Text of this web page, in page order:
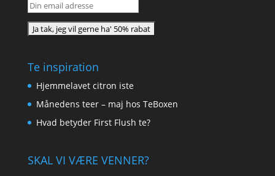
Te inspiration
Hjemmelavet citron iste
Månedens teer – maj hos TeBoxen
Hvad betyder First Flush te?
SKAL VI VÆRE VENNER?